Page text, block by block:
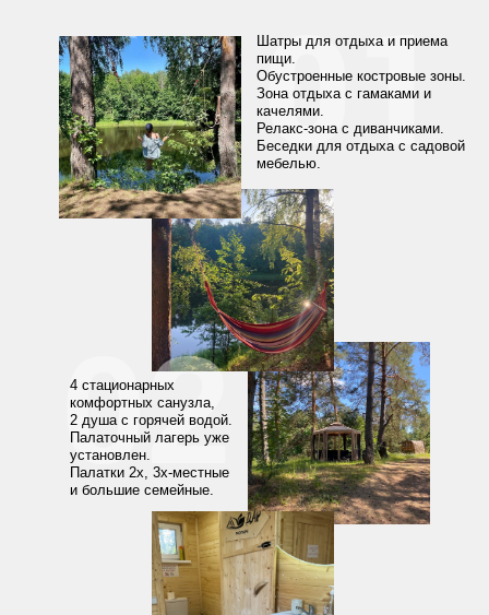
02
01
4 стационарных
комфортных санузла,
2 душа с горячей водой.
Палаточный лагерь уже
установлен.
Палатки 2х, 3х-местные
и большие семейные.
Шатры для отдыха и приема
пищи.
Обустроенные костровые зоны.
Зона отдыха с гамаками и
качелями.
Релакс-зона с диванчиками.
Беседки для отдыха с садовой
мебелью.